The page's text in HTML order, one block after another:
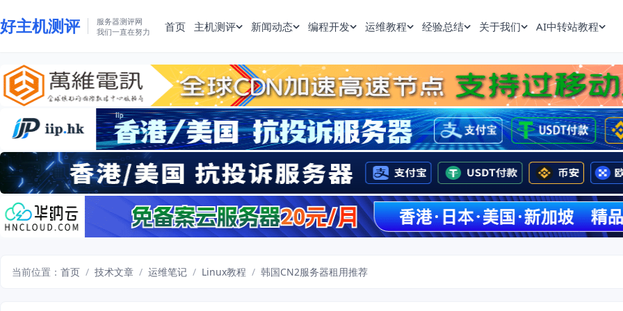
好主机测评
服务器测评网
我们一直在努力
首页 主机测评 新闻动态 编程开发 运维教程 经验总结 关于我们 AI中转站教程
当前位置： 首页 / 技术文章 / 运维笔记 / Linux教程 / 韩国CN2服务器租用推荐